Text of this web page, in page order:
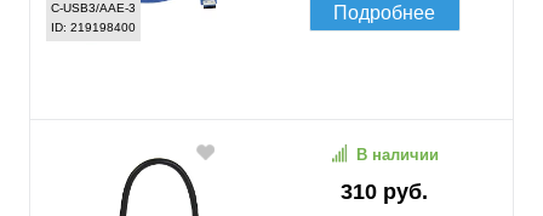
C-USB3/AAE-3
ID: 219198400
Подробнее
310 руб.
В наличии